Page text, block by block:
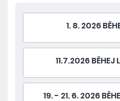
1. 8. 2026
11.7.2026
19. - 21. 6. 2026